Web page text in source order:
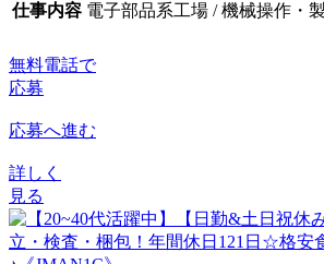
仕事内容 電子部品系工場 / 機械操作・
無料電話で
応募
応募へ進む
詳しく
見る